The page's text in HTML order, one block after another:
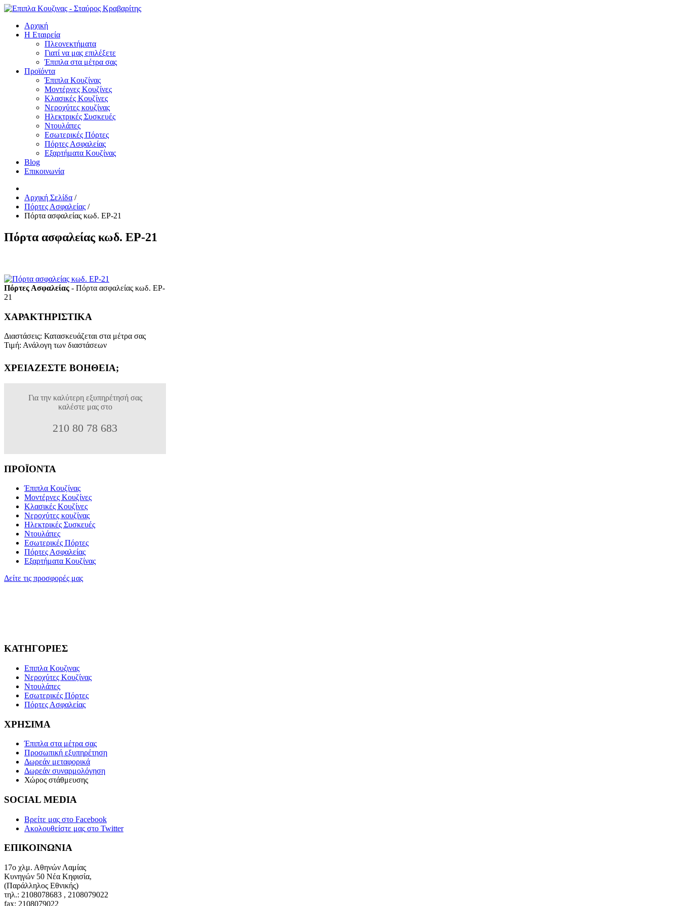
Αρχική
Η Εταιρεία
Πλεονεκτήματα
Γιατί να μας επιλέξετε
Έπιπλα στα μέτρα σας
Προϊόντα
Έπιπλα Κουζίνας
Μοντέρνες Κουζίνες
Κλασικές Κουζίνες
Νεροχύτες κουζίνας
Ηλεκτρικές Συσκευές
Ντουλάπες
Εσωτερικές Πόρτες
Πόρτες Ασφαλείας
Εξαρτήματα Κουζίνας
Blog
Επικοινωνία
Αρχική Σελίδα /
Πόρτες Ασφαλείας /
Πόρτα ασφαλείας κωδ. EP-21
Πόρτα ασφαλείας κωδ. EP-21
Πόρτες Ασφαλείας - Πόρτα ασφαλείας κωδ. EP-
21
ΧΑΡΑΚΤΗΡΙΣΤΙΚΑ
Διαστάσεις: Κατασκευάζεται στα μέτρα σας
Τιμή: Ανάλογη των διαστάσεων
ΧΡΕΙΑΖΕΣΤΕ ΒΟΗΘΕΙΑ;
Για την καλύτερη εξυπηρέτησή σας
καλέστε μας στο
210 80 78 683
ΠΡΟΪΟΝΤΑ
Έπιπλα Κουζίνας
Μοντέρνες Κουζίνες
Κλασικές Κουζίνες
Νεροχύτες κουζίνας
Ηλεκτρικές Συσκευές
Ντουλάπες
Εσωτερικές Πόρτες
Πόρτες Ασφαλείας
Εξαρτήματα Κουζίνας
Δείτε τις προσφορές μας
ΚΑΤΗΓΟΡΙΕΣ
Επιπλα Κουζινας
Νεροχύτες Κουζίνας
Ντουλάπες
Εσωτερικές Πόρτες
Πόρτες Ασφαλείας
ΧΡΗΣΙΜΑ
Έπιπλα στα μέτρα σας
Προσωπική εξυπηρέτηση
Δωρεάν μεταφορικά
Δωρεάν συναρμολόγηση
Χώρος στάθμευσης
SOCIAL MEDIA
Βρείτε μας στο Facebook
Ακολουθείστε μας στο Twitter
ΕΠΙΚΟΙΝΩΝΙΑ
17ο χλμ. Αθηνών Λαμίας
Κυνηγών 50 Νέα Κηφισία,
(Παράλληλος Εθνικής)
τηλ.: 2108078683 , 2108079022
fax: 2108079022